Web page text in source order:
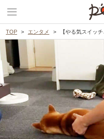
TOP エンタメ 【やる気スイッチどこいった